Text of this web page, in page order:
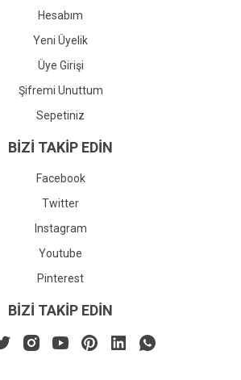
Hesabım
Yeni Üyelik
Üye Girişi
Şifremi Unuttum
Sepetiniz
BİZİ TAKİP EDİN
Facebook
Twitter
Instagram
Youtube
Pinterest
BİZİ TAKİP EDİN